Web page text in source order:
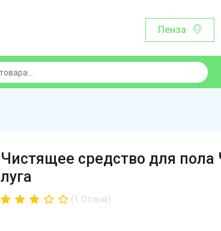
Пенза
Чистящее средство для пола
луга
(1 Отзыв)